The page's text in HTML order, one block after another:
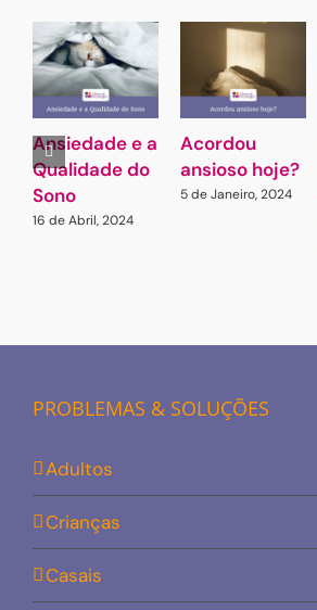
Ansiedade e a
Qualidade do
Sono
16 de Abril, 2024
Acordou
ansioso hoje?
5 de Janeiro, 2024
PROBLEMAS & SOLUÇÕES
Adultos
Crianças
Casais